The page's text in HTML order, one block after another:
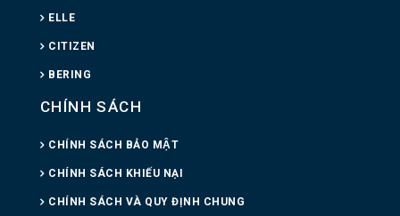
ELLE
CITIZEN
BERING
CHÍNH SÁCH
CHÍNH SÁCH BẢO MẬT
CHÍNH SÁCH KHIẾU NẠI
CHÍNH SÁCH VÀ QUY ĐỊNH CHUNG